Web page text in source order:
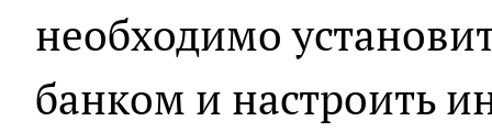
необходимо
банком и настроить